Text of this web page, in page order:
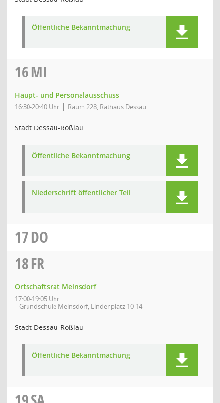
Öffentliche Bekanntmachung
16MI
Haupt- und Personalausschuss
16:30-20:40 Uhr Raum 228, Rathaus Dessau
Stadt Dessau-Roßlau
Öffentliche Bekanntmachung
Niederschrift öffentlicher Teil
17DO
18FR
Ortschaftsrat Meinsdorf
17:00-19:05 Uhr
Grundschule Meinsdorf, Lindenplatz 10-14
Stadt Dessau-Roßlau
Öffentliche Bekanntmachung